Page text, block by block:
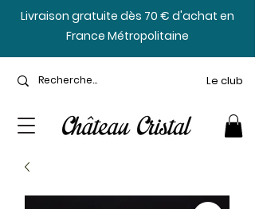
​Livraison gratuite dès 70 € d'achat en
France Métropolitaine
Le club